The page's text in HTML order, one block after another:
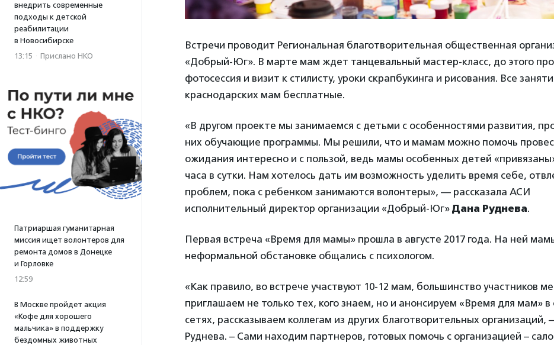
внедрить современные
подходы к детской
реабилитации
в Новосибирске
13:15 · Прислано НКО
Патриаршая гуманитарная
миссия ищет волонтеров для
ремонта домов в Донецке
и Горловке
12:59
В Москве пройдет акция
«Кофе для хорошего
мальчика» в поддержку
бездомных животных
Встречи проводит Региональная благотворительная общественная
«Добрый-Юг». В марте мам ждет танцевальный мастер-класс, до этого
фотосессия и визит к стилисту, уроки скрапбукинга и рисования. Все
краснодарских мам бесплатные.
«В другом проекте мы занимаемся с детьми с особенностями развития,
них обучающие программы. Мы решили, что и мамам можно помочь
ожидания интересно и с пользой, ведь мамы особенных детей
часа в сутки. Нам хотелось дать им возможность уделить время себе,
проблем, пока с ребенком занимаются волонтеры», — рассказала АСИ
исполнительный директор организации «Добрый-Юг» Дана Руднева.
Первая встреча «Время для мамы» прошла в августе 2017 года. На ней
неформальной обстановке общались с психологом.
«Как правило, во встрече участвуют 10-12 мам, большинство участников
приглашаем не только тех, кого знаем, но и анонсируем «Время для мам» в
сетях, рассказываем коллегам из других благотворительных
Руднева. – Сами находим партнеров, готовых помочь с организацией –